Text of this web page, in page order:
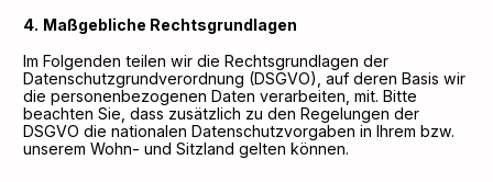
Maßgebliche Rechtsgrundlagen
Im Folgenden teilen wir die Rechtsgrundlagen der
Datenschutzgrundverordnung (DSGVO), auf deren Basis wir
die personenbezogenen Daten verarbeiten, mit. Bitte
beachten Sie, dass zusätzlich zu den Regelungen der
DSGVO die nationalen Datenschutzvorgaben in Ihrem bzw.
unserem Wohn- und Sitzland gelten können.